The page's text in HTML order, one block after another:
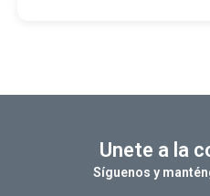
Unete a la
Síguenos y